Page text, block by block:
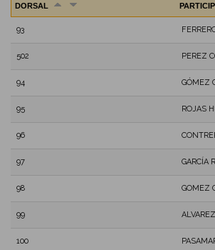
DORSAL
93
502 PEREZ
94 GÓMEZ
95 ROJAS
96
97 GARCÍA
98 GOMEZ
99
100